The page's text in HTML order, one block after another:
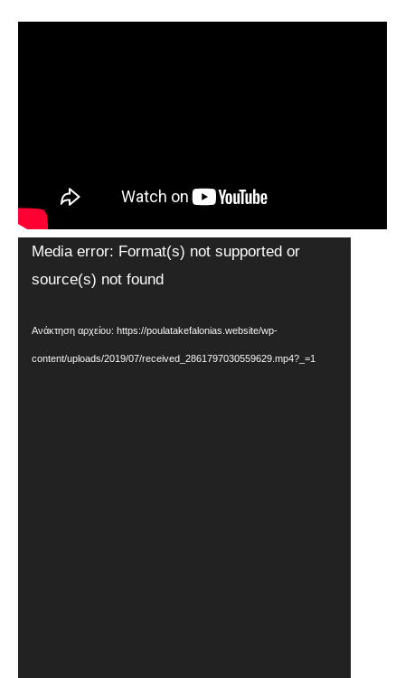
Πρόγραμμα
Αναπαραγωγής
Media error: Format(s) not supported or
source(s) not found
Ανάκτηση αρχείου: https://poulatakefalonias.website/wp-
content/uploads/2019/07/received_2861797030559629.mp4?_=1